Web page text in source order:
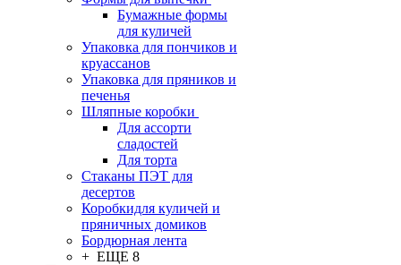
Бумажные формы
для куличей
Упаковка для пончиков и
круассанов
Упаковка для пряников и
печенья
Шляпные коробки
Для ассорти
сладостей
Для торта
Стаканы ПЭТ для
десертов
Коробкидля куличей и
пряничных домиков
Бордюрная лента
+ ЕЩЕ 8